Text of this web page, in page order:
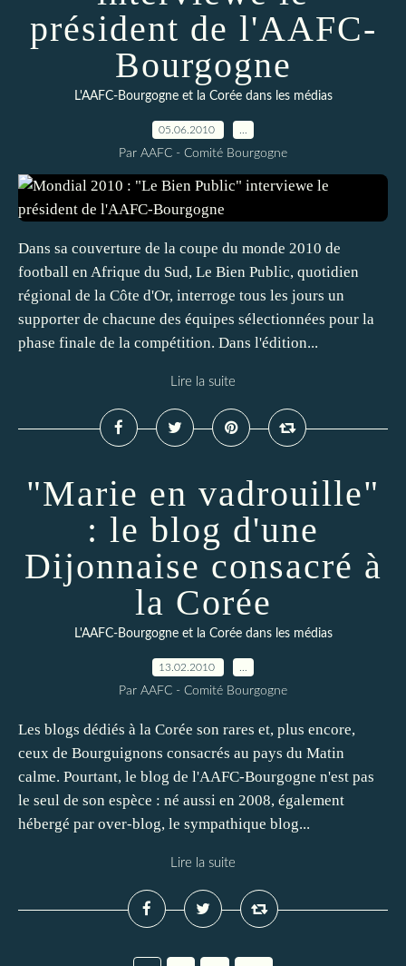
président de l'AAFC-
Bourgogne
L'AAFC-Bourgogne et la Corée dans les médias
05.06.2010
Par AAFC - Comité Bourgogne
Dans sa couverture de la coupe du monde 2010 de
football en Afrique du Sud, Le Bien Public, quotidien
régional de la Côte d'Or, interroge tous les jours un
supporter de chacune des équipes sélectionnées pour la
phase finale de la compétition. Dans l'édition...
Lire la suite
"Marie en vadrouille"
: le blog d'une
Dijonnaise consacré à
la Corée
L'AAFC-Bourgogne et la Corée dans les médias
13.02.2010
Par AAFC - Comité Bourgogne
Les blogs dédiés à la Corée son rares et, plus encore,
ceux de Bourguignons consacrés au pays du Matin
calme. Pourtant, le blog de l'AAFC-Bourgogne n'est pas
le seul de son espèce : né aussi en 2008, également
hébergé par over-blog, le sympathique blog...
Lire la suite